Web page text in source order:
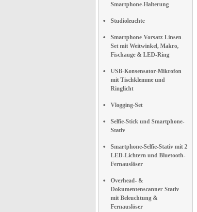
Smartphone-Halterung
Studioleuchte
Smartphone-Vorsatz-Linsen-
Set mit Weitwinkel, Makro,
Fischauge & LED-Ring
USB-Konsensator-Mikrofon
mit Tischklemme und
Ringlicht
Vlogging-Set
Selfie-Stick und Smartphone-
Stativ
Smartphone-Selfie-Stativ mit 2
LED-Lichtern und Bluetooth-
Fernauslöser
Overhead- &
Dokumentenscanner-Stativ
mit Beleuchtung &
Fernauslöser